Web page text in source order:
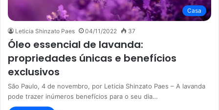
Casa
Leticia Shinzato Paes 04/11/2022 37
Óleo essencial de lavanda:
propriedades únicas e benefícios
exclusivos
São Paulo, 4 de novembro, por Leticia Shinzato Paes – A lavanda
pode trazer inúmeros benefícios para o seu dia…